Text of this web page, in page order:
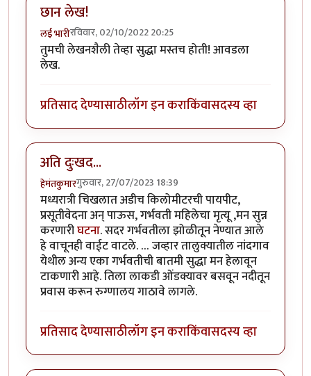
छान लेख!
लई भारीरविवार, 02/10/2022 20:25
तुमची लेखनशैली तेव्हा सुद्धा मस्तच होती! आवडला
लेख.
प्रतिसाद देण्यासाठीलॉग इन कराकिंवासदस्य व्हा
अति दुःखद...
हेमंतकुमारगुरुवार, 27/07/2023 18:39
मध्यरात्री चिखलात अडीच किलोमीटरची पायपीट,
प्रसूतीवेदना अन् पाऊस, गर्भवती महिलेचा मृत्यू ,मन सुन्न
करणारीघटना. सदर गर्भवतीला झोळीतून नेण्यात आले
हे वाचूनही वाईट वाटले. … जव्हार तालुक्यातील नांदगाव
येथील अन्य एका गर्भवतीची बातमी सुद्धा मन हेलावून
टाकणारी आहे. तिला लाकडी ओंडक्यावर बसवून नदीतून
प्रवास करून रुग्णालय गाठावे लागले.
प्रतिसाद देण्यासाठीलॉग इन कराकिंवासदस्य व्हा